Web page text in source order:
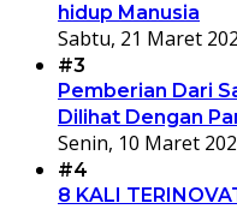
hidup Manusia
Sabtu, 21 Maret
#3
Pemberian Dari
Dilihat Dengan
Senin, 10 Maret
#4
8 KALI